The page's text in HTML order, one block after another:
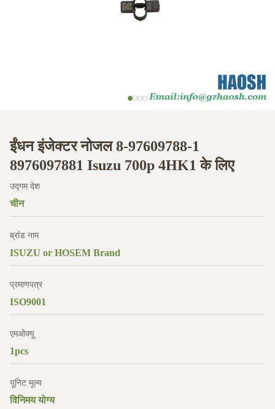
ईंधन इंजेक्टर नोजल 8-97609788-1
8976097881 Isuzu 700p 4HK1 के लिए
उद्गम देश
चीन
ब्रांड नाम
ISUZU or HOSEM Brand
प्रमाणपत्र
ISO9001
एमओक्यू
1pcs
यूनिट मूल्य
विनिमय योग्य